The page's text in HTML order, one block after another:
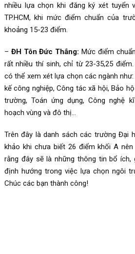
nhiều lựa chọn khi đăng ký xét tuyển
TP.HCM, khi mức điểm chuẩn của
khoảng 15-23 điểm.
– ĐH Tôn Đức Thắng: Mức điểm
rất nhiều thí sinh, chỉ từ 23-35,25
có thể xem xét lựa chọn các ngành
kế công nghiệp, Công tác xã hội, Bảo
trường, Toán ứng dụng, Công nghệ
hoạch vùng và đô thị…
Trên đây là danh sách các trường Đại
khảo khi chưa biết 26 điểm khối A
rằng đây sẽ là những thông tin bổ ích,
định hướng trong việc lựa chọn ngôi
Chúc các bạn thành công!